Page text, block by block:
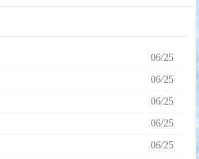
06/25
06/25
06/25
06/25
06/25